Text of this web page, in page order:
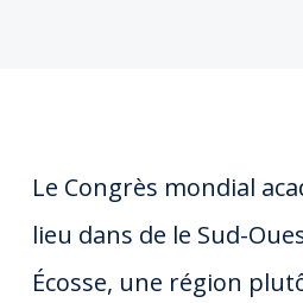
Le Congrès mondial
lieu dans de le Sud-
Écosse, une région